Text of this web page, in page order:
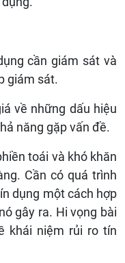
cần giám sát và
giám sát.
về những dấu hiệu
năng gặp vấn đề.
toái và khó khăn
Cần có quá trình
dụng một cách hợp
gây ra. Hi vọng bài
khái niệm rủi ro tín